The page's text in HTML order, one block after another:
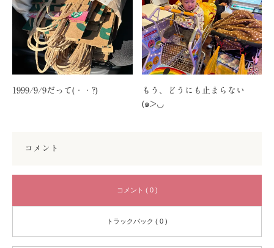
1999/9/9だって(・・?)
もう、どうにも止まらない
(๑>◡
コメント
コメント ( 0 )
トラックバック ( 0 )